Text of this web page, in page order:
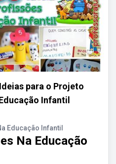
para o Projeto
Infantil
Educação Infantil
Na Educação